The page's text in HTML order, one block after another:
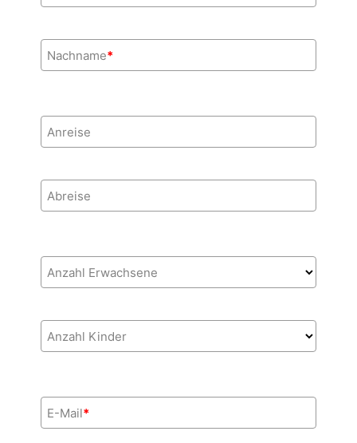
Nachname*
Anreise
Abreise
Anzahl Erwachsene
Anzahl Kinder
E-Mail*